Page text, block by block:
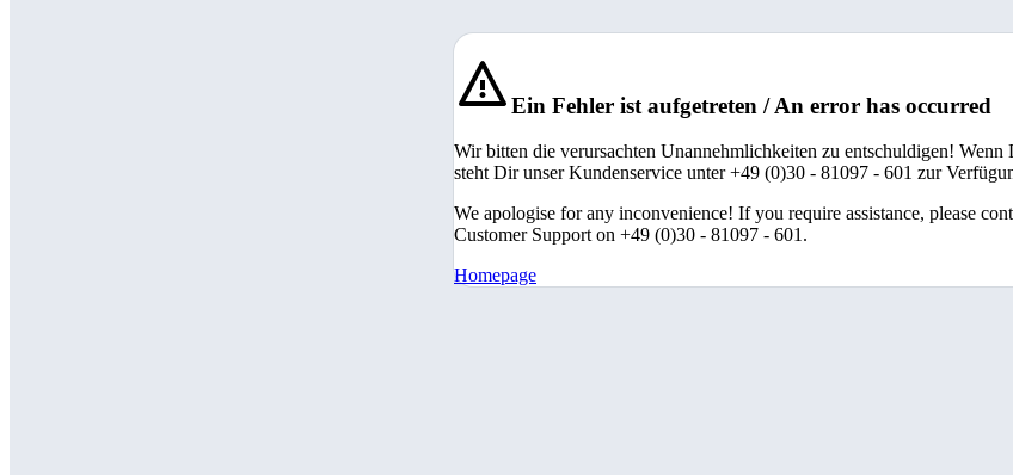
Ein Fehler ist aufgetreten / An error has occurred
Wir bitten die verursachten Unannehmlichkeiten zu entschuldigen!
steht Dir unser Kundenservice unter +49 (0)30 - 81097 - 601 zur
We apologise for any inconvenience! If you require assistance, please
Customer Support on +49 (0)30 - 81097 - 601.
Homepage